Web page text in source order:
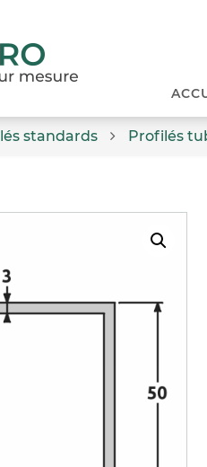
standards Profilés